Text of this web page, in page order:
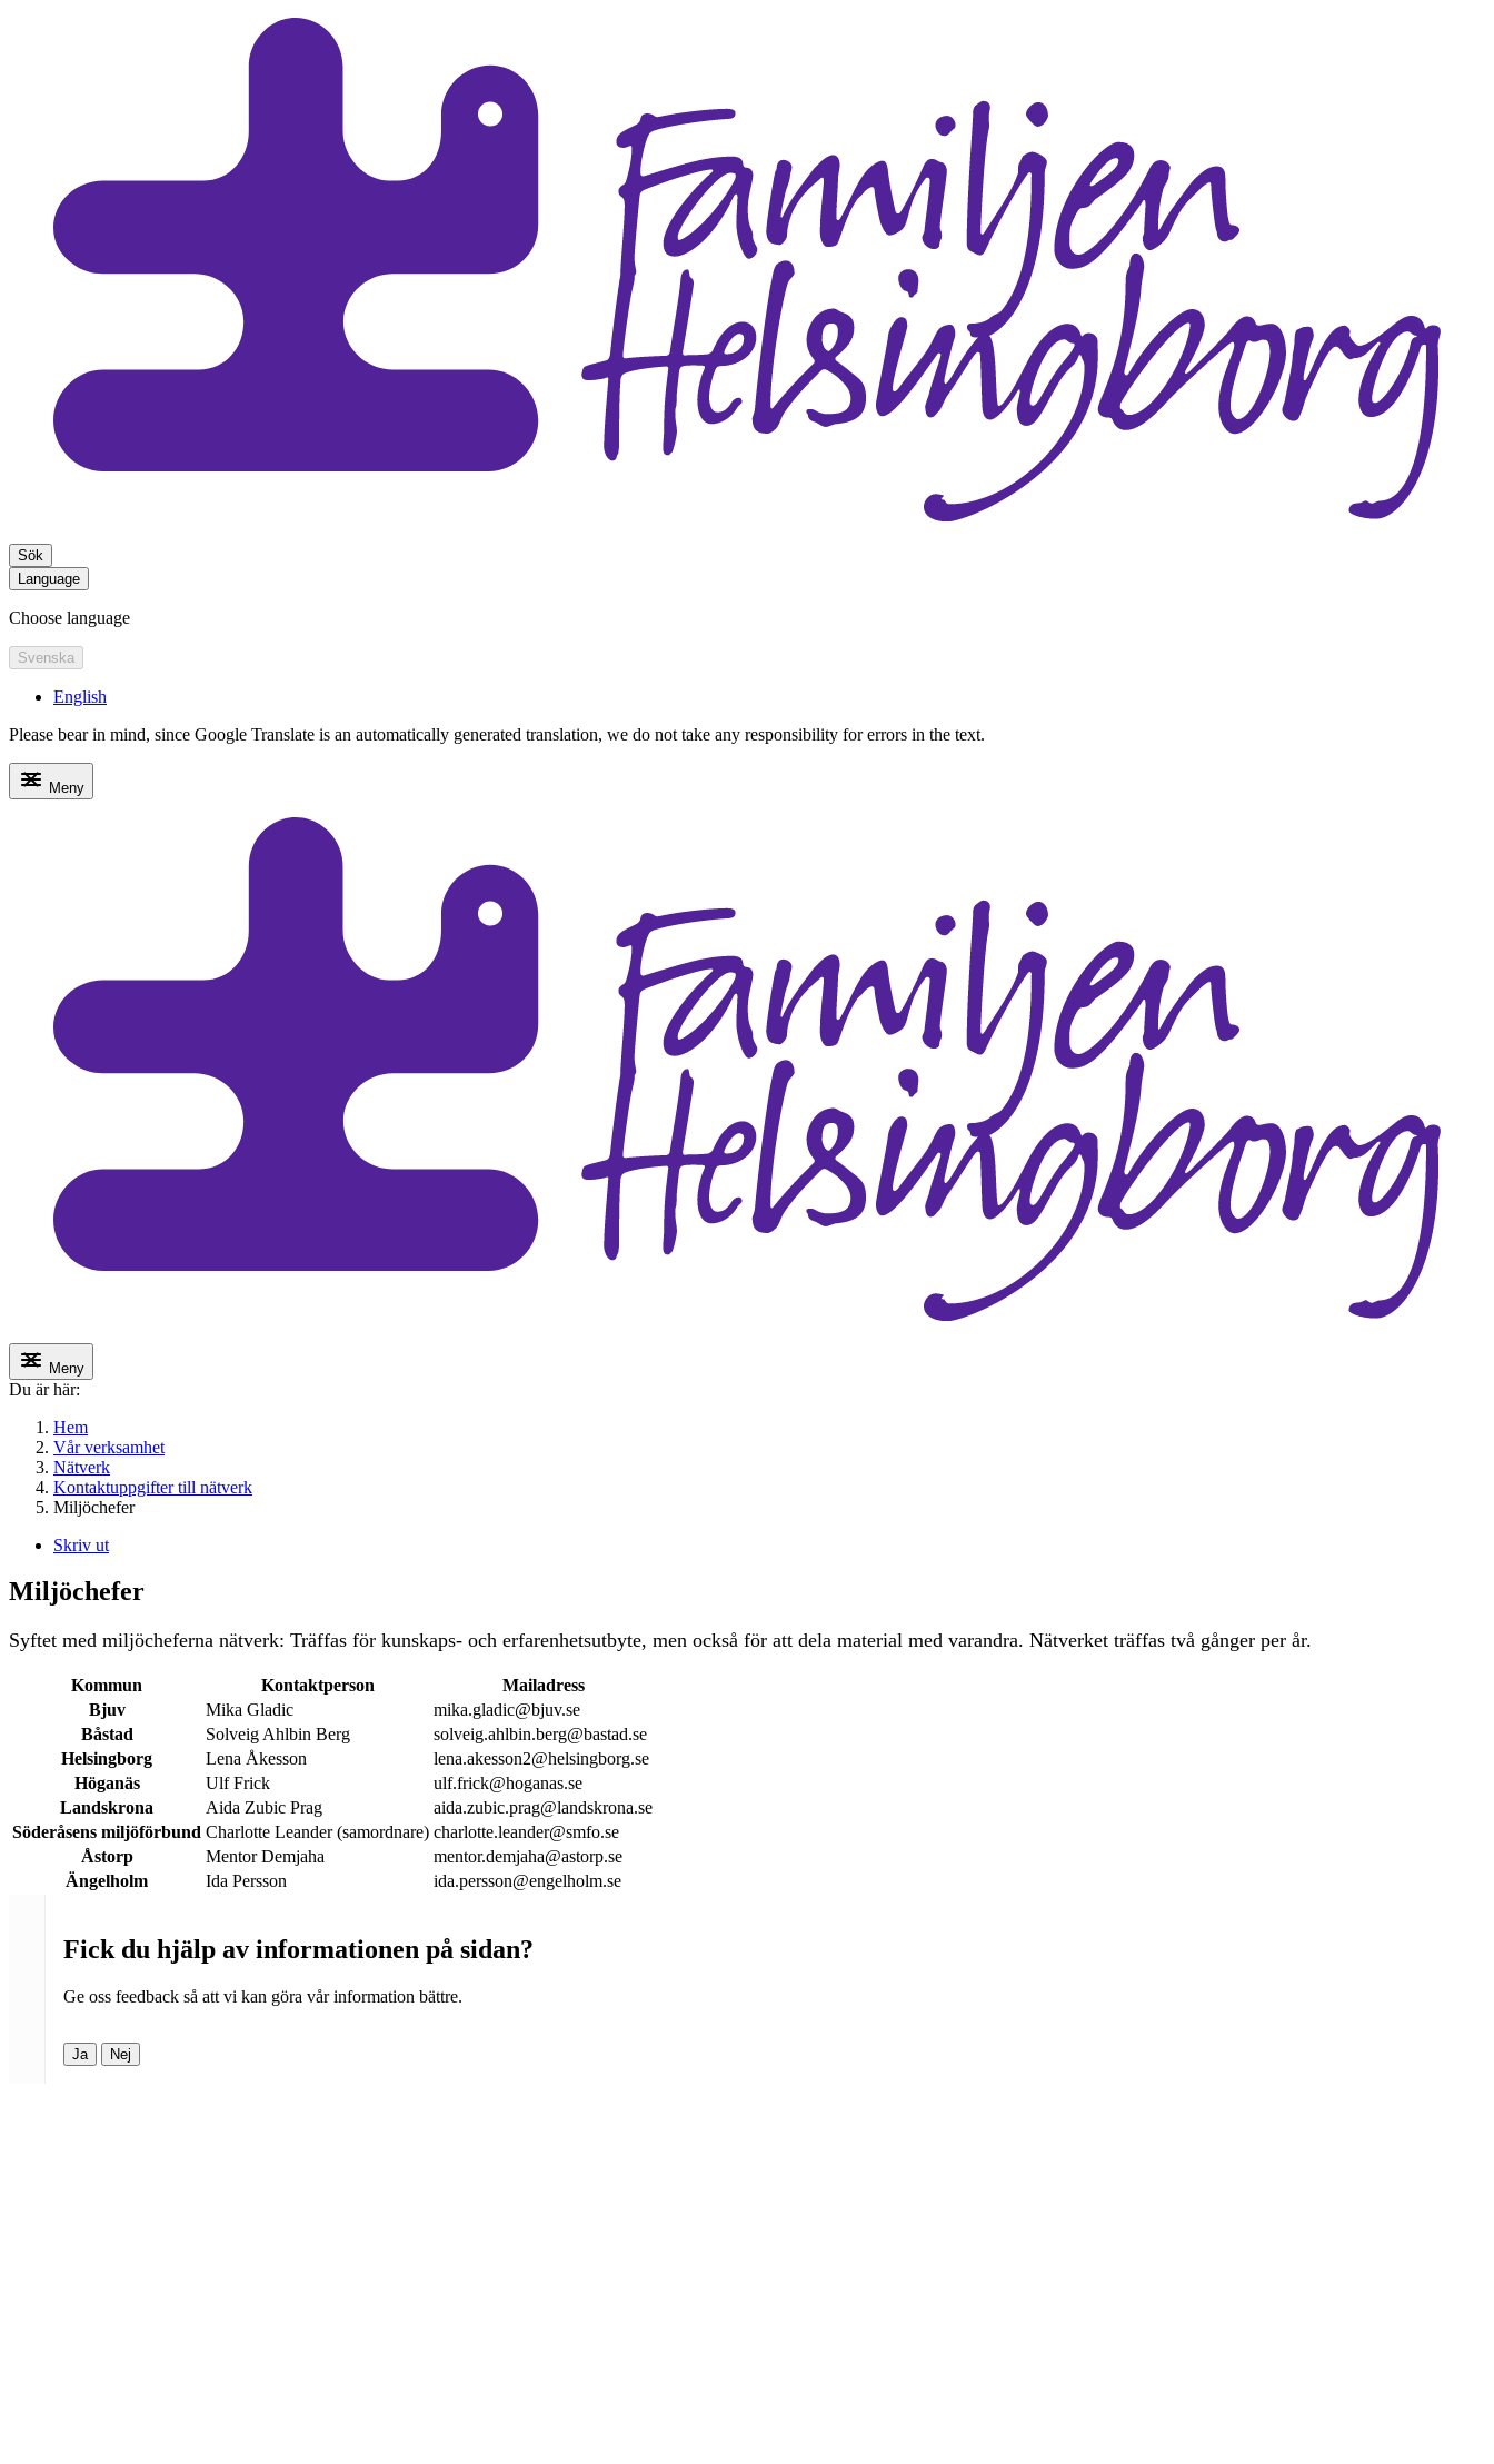
Sök
Language
Choose language
Svenska
English
Please bear in mind, since Google Translate is an automatically generated translation, we do not take any responsibility for errors in the text.
Meny
Meny
Du är här:
Hem
Vår verksamhet
Nätverk
Kontaktuppgifter till nätverk
Miljöchefer
Skriv ut
Miljöchefer
Syftet med miljöcheferna nätverk: Träffas för kunskaps- och erfarenhetsutbyte, men också för att dela material med varandra. Nätverket träffas två gånger per år.
Kommun Kontaktperson
Mailadress
Bjuv
Mika Gladic
mika.gladic@bjuv.se
Båstad
Solveig Ahlbin Berg
solveig.ahlbin.berg@bastad.se
Helsingborg
Lena Åkesson
lena.akesson2@helsingborg.se
Höganäs
Ulf Frick
ulf.frick@hoganas.se
Landskrona
Aida Zubic Prag
aida.zubic.prag@landskrona.se
Söderåsens miljöförbund Charlotte Leander (samordnare) charlotte.leander@smfo.se
Åstorp
Mentor Demjaha
mentor.demjaha@astorp.se
Ängelholm
Ida Persson ida.persson@engelholm.se
Fick du hjälp av informationen på sidan?
Ge oss feedback så att vi kan göra vår information bättre.
Ja Nej